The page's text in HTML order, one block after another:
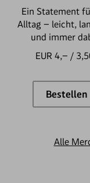
Ein Statement
Alltag – leicht,
und immer
EUR 4,– /
Bestellen
Alle